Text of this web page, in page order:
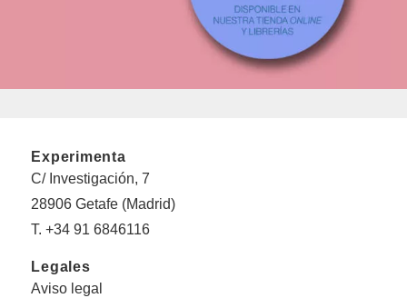
Experimenta
C/ Investigación, 7
28906 Getafe (Madrid)
T. +34 91 6846116
Legales
Aviso legal